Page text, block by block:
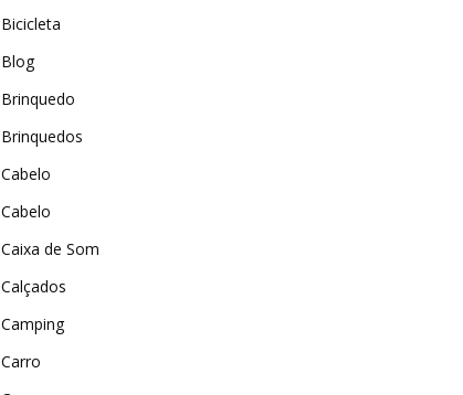
Bicicleta
Blog
Brinquedo
Brinquedos
Cabelo
Cabelo
Caixa de Som
Calçados
Camping
Carro